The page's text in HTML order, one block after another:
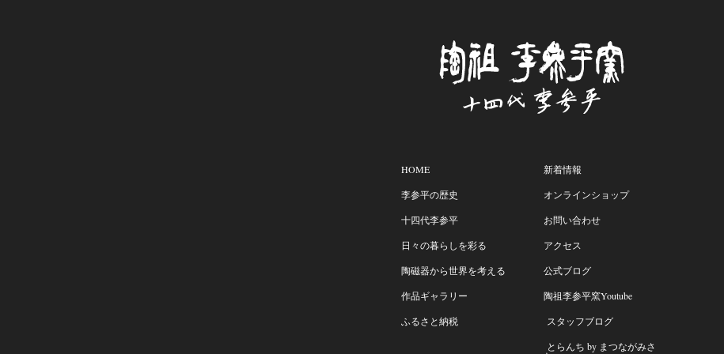
HOME
李参平の歴史
十四代李参平
日々の暮らしを彩る
陶磁器から世界を考える
作品ギャラリー
ふるさと納税
新着情報
オンラインショップ
お問い合わせ
アクセス
公式ブログ
陶祖李参平窯Youtube
スタッフブログ
とらんち by まつながみさ